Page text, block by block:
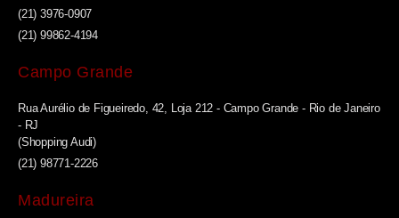
(21) 3976-0907
(21) 99862-4194
Campo Grande
Rua Aurélio de Figueiredo, 42, Loja 212 - Campo Grande - Rio de Janeiro
- RJ
(Shopping Audi)
(21) 98771-2226
Madureira